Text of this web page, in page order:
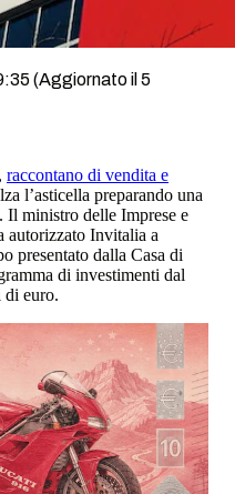
(Aggiornato il 5
raccontano di vendita e
l’asticella preparando una
Il ministro delle Imprese e
Invitalia a
presentato dalla Casa di
di investimenti dal
di euro.